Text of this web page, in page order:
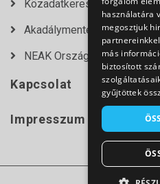
Közadatkereső
Akadálymentesítési
NEAK Országos Várólista
Kapcsolat
Impresszum
használatára
megosztjuk
más
biztosított
gyűjtöttek